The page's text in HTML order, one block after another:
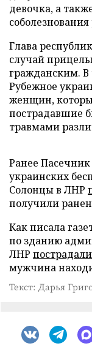
девочка, а
Глава
случай
гражданским. В
Рубежное
женщин,
пострадавшие
травмами
Ранее Пасечник
украинских
Солонцы в ЛНР
получили
Как писала
по зданию
ЛНР пострадали
мужчина
Текст: Дарья